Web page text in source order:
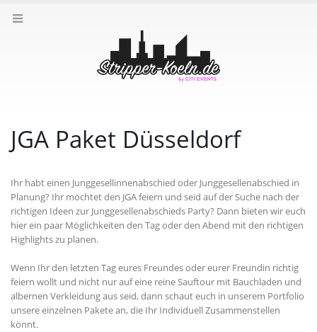
JGA Paket Düsseldorf
Ihr habt einen Junggesellinnenabschied oder Junggesellenabschied in
Planung? Ihr möchtet den JGA feiern und seid auf der Suche nach der
richtigen Ideen zur Junggesellenabschieds Party? Dann bieten wir euch
hier ein paar Möglichkeiten den Tag oder den Abend mit den richtigen
Highlights zu planen.
Wenn Ihr den letzten Tag eures Freundes oder eurer Freundin richtig
feiern wollt und nicht nur auf eine reine Sauftour mit Bauchladen und
albernen Verkleidung aus seid, dann schaut euch in unserem Portfolio
unsere einzelnen Pakete an, die Ihr Individuell Zusammenstellen
könnt.